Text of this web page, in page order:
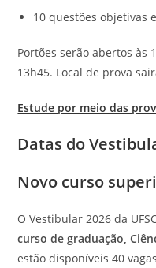
10 questões objetivas
Portões serão abertos às
13h45. Local de prova
Estude por meio das
Datas do
Novo curso
O Vestibular 2026 da
curso de graduação,
estão disponíveis 40